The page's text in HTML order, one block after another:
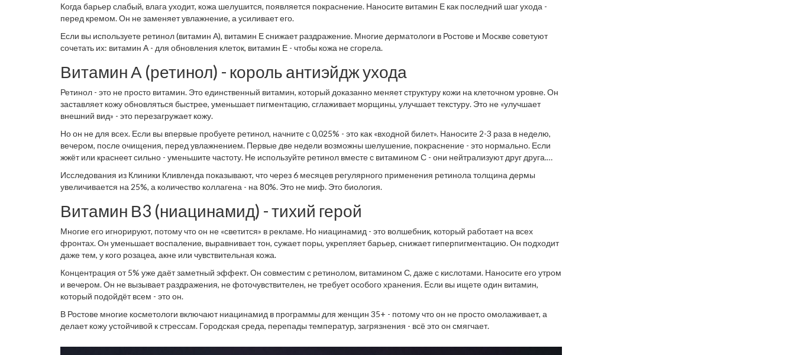
Когда барьер слабый, влага уходит, кожа шелушится, появляется покраснение. Наносите витамин Е как последний шаг ухода -
перед кремом. Он не заменяет увлажнение, а усиливает его.
Если вы используете ретинол (витамин А), витамин Е снижает раздражение. Многие дерматологи в Ростове и Москве советуют
сочетать их: витамин А - для обновления клеток, витамин Е - чтобы кожа не сгорела.
Витамин А (ретинол) - король антиэйдж ухода
Ретинол - это не просто витамин. Это единственный витамин, который доказанно меняет структуру кожи на клеточном уровне. Он
заставляет кожу обновляться быстрее, уменьшает пигментацию, сглаживает морщины, улучшает текстуру. Это не «улучшает
внешний вид» - это перезагружает кожу.
Но он не для всех. Если вы впервые пробуете ретинол, начните с 0,025% - это как «входной билет». Наносите 2-3 раза в неделю,
вечером, после очищения, перед увлажнением. Первые две недели возможны шелушение, покраснение - это нормально. Если
жжёт или краснеет сильно - уменьшите частоту. Не используйте ретинол вместе с витамином С - они нейтрализуют друг друга.
Исследования из Клиники Кливленда показывают, что через 6 месяцев регулярного применения ретинола толщина дермы
увеличивается на 25%, а количество коллагена - на 80%. Это не миф. Это биология.
Витамин В3 (ниацинамид) - тихий герой
Многие его игнорируют, потому что он не «светится» в рекламе. Но ниацинамид - это волшебник, который работает на всех
фронтах. Он уменьшает воспаление, выравнивает тон, сужает поры, укрепляет барьер, снижает гиперпигментацию. Он подходит
даже тем, у кого розацеа, акне или чувствительная кожа.
Концентрация от 5% уже даёт заметный эффект. Он совместим с ретинолом, витамином С, даже с кислотами. Наносите его утром
и вечером. Он не вызывает раздражения, не фоточувствителен, не требует особого хранения. Если вы ищете один витамин,
который подойдёт всем - это он.
В Ростове многие косметологи включают ниацинамид в программы для женщин 35+ - потому что он не просто омолаживает, а
делает кожу устойчивой к стрессам. Городская среда, перепады температур, загрязнения - всё это он смягчает.